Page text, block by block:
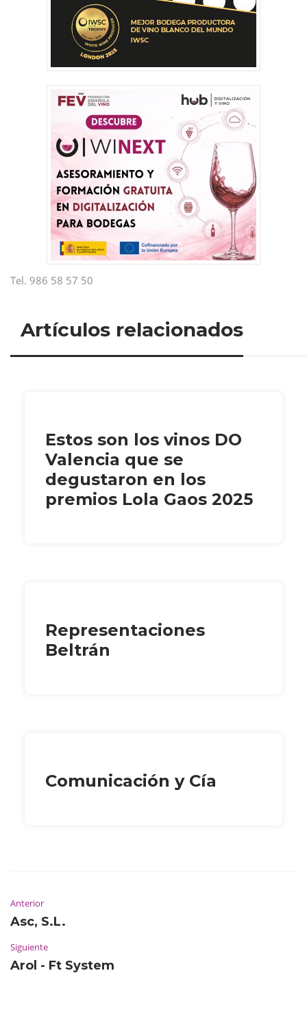
Tel. 986 58 57 50
Artículos relacionados
Estos son los vinos DO
Valencia que se
degustaron en los
premios Lola Gaos 2025
Representaciones
Beltrán
Comunicación y Cía
Anterior
Asc, S.L.
Siguiente
Arol - Ft System